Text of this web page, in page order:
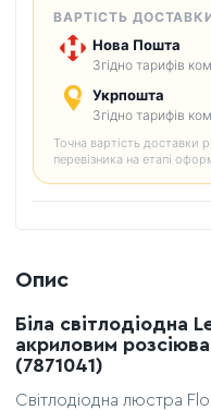
ВАРТІСТЬ
Нова Пошта
Згідно тарифів
Укрпошта
Згідно тарифів
Точна вартість доставки
перевізника на етапі
Опис
Біла світлодіодна
акриловим
(7871041)
Світлодіодна люстра